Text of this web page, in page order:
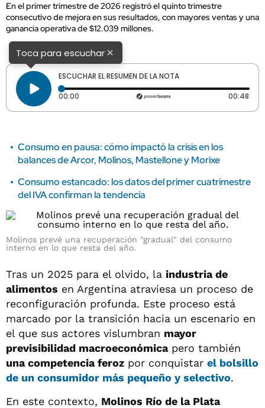
En el primer trimestre de 2026 registró el quinto trimestre
consecutivo de mejora en sus resultados, con mayores ventas y una
ganancia operativa de $12.039 millones.
Toca para escuchar×
ESCUCHAR EL RESUMEN DE LA NOTA
00:00 Tiempo transcurrido: 0 segundos 00:48
Consumo en pausa: cómo impactó la crisis en los
balances de Arcor, Molinos, Mastellone y Morixe
Consumo estancado: los datos del primer cuatrimestre
del IVA confirman la tendencia
Molinos prevé una recuperación "gradual" del consumo
interno en lo que resta del año.
Tras un 2025 para el olvido, la industria de
alimentos en Argentina atraviesa un proceso de
reconfiguración profunda. Este proceso está
marcado por la transición hacia un escenario en
el que sus actores vislumbran mayor
previsibilidad macroeconómicapero también
una competencia feroz por conquistar el bolsillo
de un consumidor más pequeño y selectivo.
En este contexto, Molinos Río de la Plata